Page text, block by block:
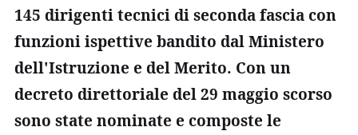
145 dirigenti tecnici di seconda fascia con
funzioni ispettive bandito dal Ministero
dell'Istruzione e del Merito. Con un
decreto direttoriale del 29 maggio scorso
sono state nominate e composte le